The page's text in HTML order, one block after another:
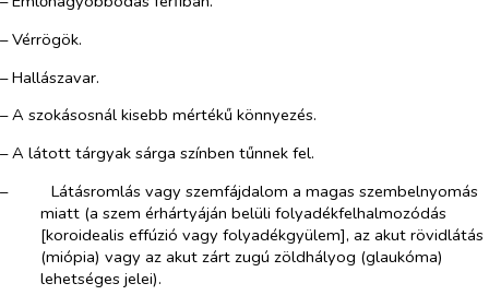
– Vérrögök.
– Hallászavar.
– A szokásosnál kisebb mértékű könnyezés.
– A látott tárgyak sárga színben tűnnek fel.
–​
Látásromlás vagy szemfájdalom a magas szembelnyomás
miatt (a szem érhártyáján belüli folyadékfelhalmozódás
[koroidealis effúzió vagy folyadékgyülem], az akut rövidlátás
(miópia) vagy az akut zárt zugú zöldhályog (glaukóma)
lehetséges jelei).